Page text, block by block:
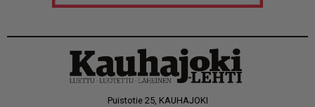
Puistotie 25, KAUHAJOKI